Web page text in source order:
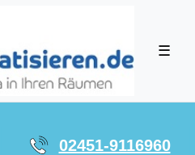
☰
02451-9116960